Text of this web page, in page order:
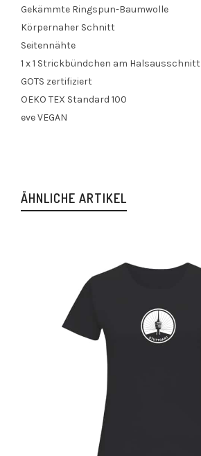
Gekämmte Ringspun-Baumwolle
Körpernaher Schnitt
Seitennähte
1 x 1 Strickbündchen am Halsausschnitt
GOTS zertifiziert
OEKO TEX Standard 100
eve VEGAN
ÄHNLICHE ARTIKEL